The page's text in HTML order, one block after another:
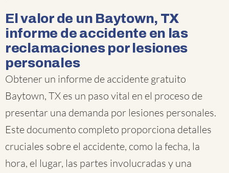
El valor de un Baytown, TX
informe de accidente en las
reclamaciones por lesiones
personales
Obtener un informe de accidente gratuito
Baytown, TX es un paso vital en el proceso de
presentar una demanda por lesiones personales.
Este documento completo proporciona detalles
cruciales sobre el accidente, como la fecha, la
hora, el lugar, las partes involucradas y una